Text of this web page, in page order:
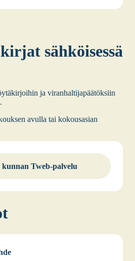
säh­köi­ses­sä
ja viran­hal­ti­ja­pää­tök­siin
avul­la tai kokous­asian
Tweb-pal­ve­lu